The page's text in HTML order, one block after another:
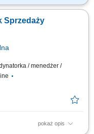
– rekrutujesz,
ich osiągania,
i partnerską
Sprzedaży
/ menedżer /
pokaż opis